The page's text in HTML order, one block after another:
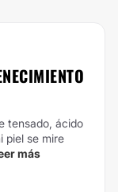
tensado, ácido
piel se mire
más